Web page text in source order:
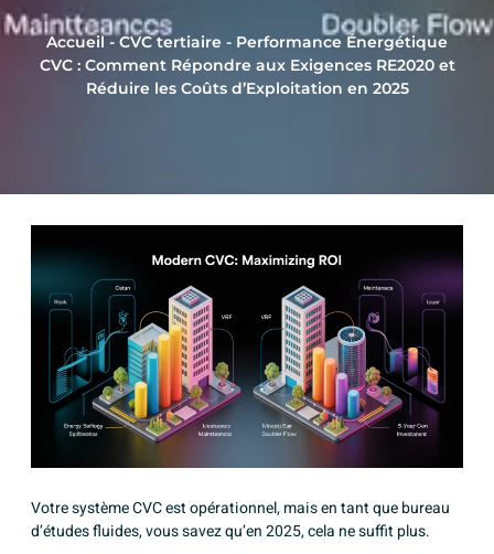
Accueil- CVC tertiaire - Performance Énergétique
CVC : Comment Répondre aux Exigences RE2020 et
Réduire les Coûts d’Exploitation en 2025
Votre système CVC est opérationnel, mais en tant que bureau
d’études fluides, vous savez qu’en 2025, cela ne suffit plus.